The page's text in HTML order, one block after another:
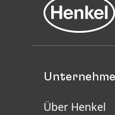
Über Henkel